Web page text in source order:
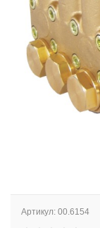
Артикул: 00.6154